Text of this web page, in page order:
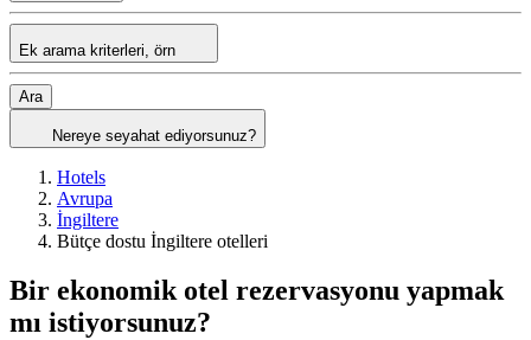
Ek arama kriterleri, örn
Ara
Nereye seyahat ediyorsunuz?
Hotels
Avrupa
İngiltere
Bütçe dostu İngiltere otelleri
Bir ekonomik otel rezervasyonu yapmak
mı istiyorsunuz?